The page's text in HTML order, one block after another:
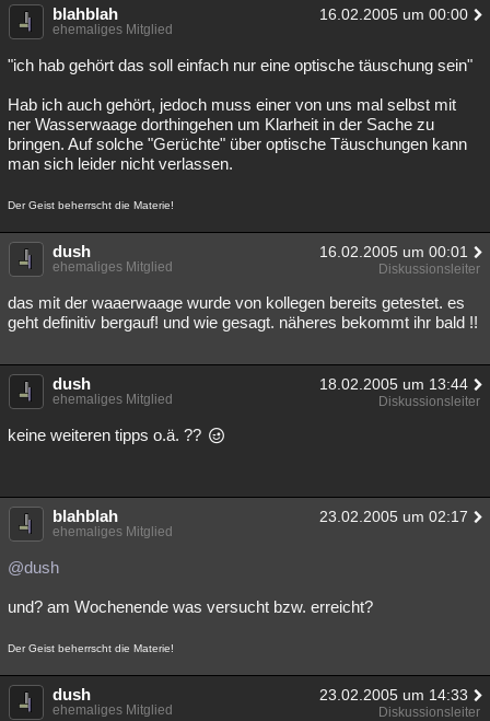
blahblah 16.02.2005 um 00:00
ehemaliges Mitglied
"ich hab gehört das soll einfach nur eine optische täuschung sein"
Hab ich auch gehört, jedoch muss einer von uns mal selbst mit
ner Wasserwaage dorthingehen um Klarheit in der Sache zu
bringen. Auf solche "Gerüchte" über optische Täuschungen kann
man sich leider nicht verlassen.
Der Geist beherrscht die Materie!
dush 16.02.2005 um 00:01
ehemaliges Mitglied Diskussionsleiter
das mit der waaerwaage wurde von kollegen bereits getestet. es
geht definitiv bergauf! und wie gesagt. näheres bekommt ihr bald !!
dush 18.02.2005 um 13:44
ehemaliges Mitglied Diskussionsleiter
keine weiteren tipps o.ä. ??
blahblah 23.02.2005 um 02:17
ehemaliges Mitglied
@dush
und? am Wochenende was versucht bzw. erreicht?
Der Geist beherrscht die Materie!
dush 23.02.2005 um 14:33
ehemaliges Mitglied Diskussionsleiter